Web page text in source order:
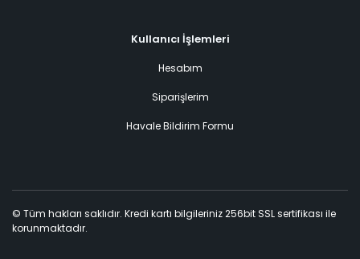
Kullanıcı İşlemleri
Hesabım
Siparişlerim
Havale Bildirim Formu
© Tüm hakları saklıdır. Kredi kartı bilgileriniz 256bit SSL sertifikası ile
korunmaktadır.